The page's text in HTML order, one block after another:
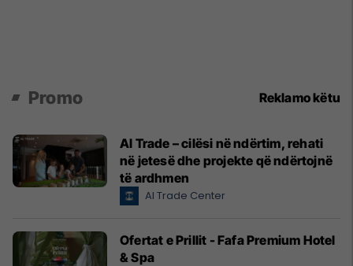
Promo Reklamo këtu
Al Trade – cilësi në ndërtim, rehati
në jetesë dhe projekte që ndërtojnë
të ardhmen
Al Trade Center
Ofertat e Prillit - Fafa Premium Hotel
& Spa